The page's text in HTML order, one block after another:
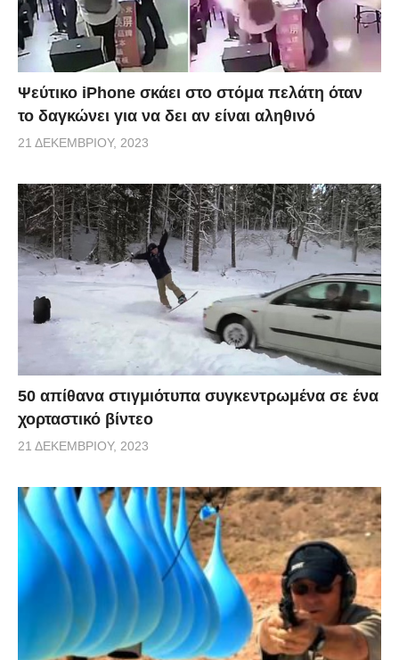
Ψεύτικο iPhone σκάει στο στόμα πελάτη όταν
το δαγκώνει για να δει αν είναι αληθινό
21 ΔΕΚΕΜΒΡΊΟΥ, 2023
50 απίθανα στιγμιότυπα συγκεντρωμένα σε ένα
χορταστικό βίντεο
21 ΔΕΚΕΜΒΡΊΟΥ, 2023